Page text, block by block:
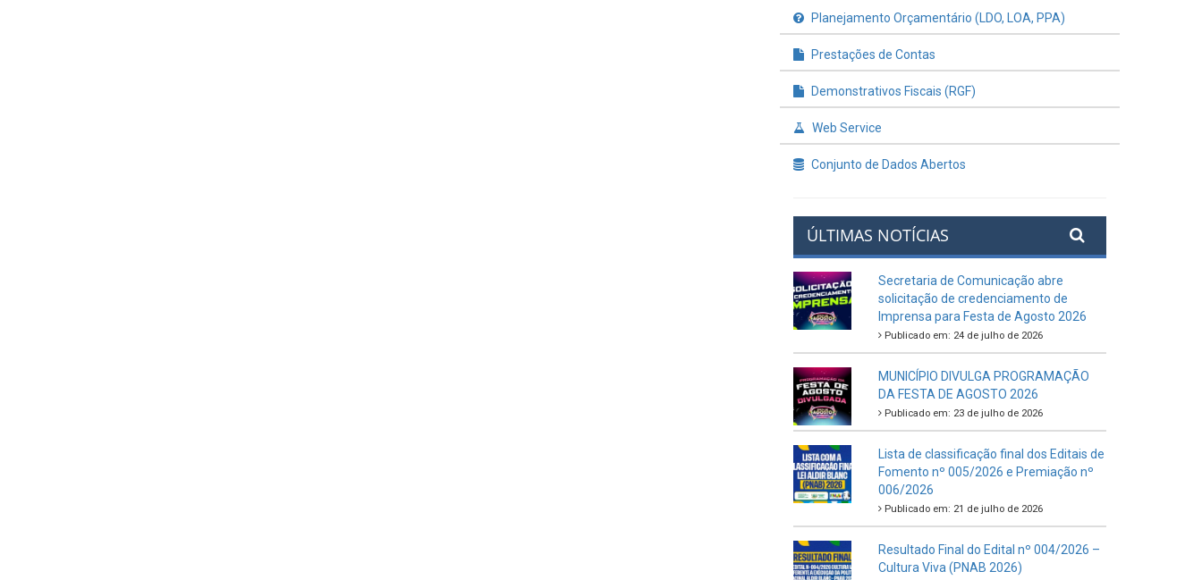
Planejamento Orçamentário (LDO, LOA, PPA)
Prestações de Contas
Demonstrativos Fiscais (RGF)
Web Service
Conjunto de Dados Abertos
ÚLTIMAS NOTÍCIAS
Secretaria de Comunicação abre
solicitação de credenciamento de
Imprensa para Festa de Agosto 2026
Publicado em: 24 de julho de 2026
MUNICÍPIO DIVULGA PROGRAMAÇÃO
DA FESTA DE AGOSTO 2026
Publicado em: 23 de julho de 2026
Lista de classificação final dos Editais de
Fomento nº 005/2026 e Premiação nº
006/2026
Publicado em: 21 de julho de 2026
Resultado Final do Edital nº 004/2026 –
Cultura Viva (PNAB 2026)